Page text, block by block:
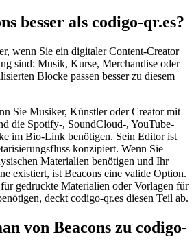
besser als codigo-qr.es?
wenn Sie ein digitaler Content-Creator
sind: Musik, Kurse, Merchandise oder
Blöcke passen besser zu diesem
Sie Musiker, Künstler oder Creator mit
die Spotify-, SoundCloud-, YouTube-
im Bio-Link benötigen. Sein Editor ist
konzipiert. Wenn Sie
Materialien benötigen und Ihr
existiert, ist Beacons eine valide Option.
gedruckte Materialien oder Vorlagen für
deckt codigo-qr.es diesen Teil ab.
von Beacons zu codigo-